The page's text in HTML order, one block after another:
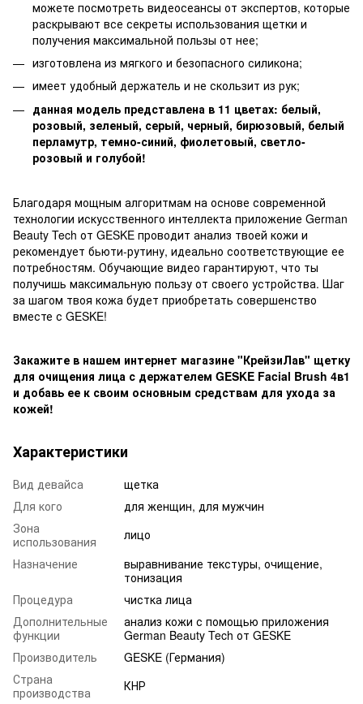
можете посмотреть видеосеансы от экспертов, которые
раскрывают все секреты использования щетки и
получения максимальной пользы от нее;
изготовлена из мягкого и безопасного силикона;
имеет удобный держатель и не скользит из рук;
данная модель представлена в 11 цветах: белый,
розовый, зеленый, серый, черный, бирюзовый, белый
перламутр, темно-синий, фиолетовый, светло-
розовый и голубой!
Благодаря мощным алгоритмам на основе современной
технологии искусственного интеллекта приложение German
Beauty Tech от GESKE проводит анализ твоей кожи и
рекомендует бьюти-рутину, идеально соответствующие ее
потребностям. Обучающие видео гарантируют, что ты
получишь максимальную пользу от своего устройства. Шаг
за шагом твоя кожа будет приобретать совершенство
вместе с GESKE!
Закажите в нашем интернет магазине "КрейзиЛав" щетку
для очищения лица с держателем GESKE Facial Brush 4в1
и добавь ее к своим основным средствам для ухода за
кожей!
Характеристики
Вид девайса
щетка
Для кого
для женщин, для мужчин
Зона
использования
лицо
Назначение
выравнивание текстуры, очищение,
тонизация
Процедура
чистка лица
Дополнительные
функции
анализ кожи с помощью приложения
German Beauty Tech от GESKE
Производитель
GESKE (Германия)
Страна
производства
КНР